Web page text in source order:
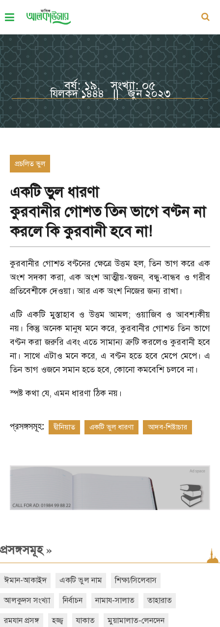
বর্ষ: ১৯, সংখ্যা: ০৫
যিলকদ ১৪৪৪ || জুন ২০২৩
প্রচলিত ভুল
একটি ভুল ধারণা
কুরবানীর গোশত তিন ভাগে বণ্টন না
করলে কি কুরবানী হবে না!
কুরবানীর গোশত বণ্টনের ক্ষেত্রে উত্তম হল,তিন ভাগ করে এক
অংশ সদকা করা, এক অংশ আত্মীয়-স্বজন,বন্ধু-বান্ধব ও গরীব
প্রতিবেশীকে দেওয়া। আর এক অংশ নিজের জন্য রাখা।
এটি একটি মুস্তাহাব ও উত্তম আমল; ওয়াজিব ও আবশ্যকীয়
নয়। কিন্তু অনেক মানুষ মনে করে,কুরবানীর গোশত তিন ভাগে
বণ্টন করা জরুরি এবং এতে সামান্য ত্রুটি করলেও কুরবানী হবে
না। সাথে এটাও মনে করে, এ বণ্টন হতে হবে মেপে মেপে। এ
তিন ভাগ ওজনে সমান হতে হবে, কোনো কমবেশি চলবে না।
স্পষ্ট কথা যে, এমন ধারণা ঠিক নয়।
প্রসঙ্গসমূহ: দ্বীনিয়াত একটি ভুল ধারণা আদব-শিষ্টাচার
প্রসঙ্গসমূহ»
ঈমান-আকাইদ একটি ভুল নাম শিক্ষা/সিলেবাস
আলকুদস সংখ্যা নির্বাচন নামায-সালাত তাহারাত
রমযান প্রসঙ্গ হজ্জ্ব যাকাত মুয়ামালাত-লেনদেন